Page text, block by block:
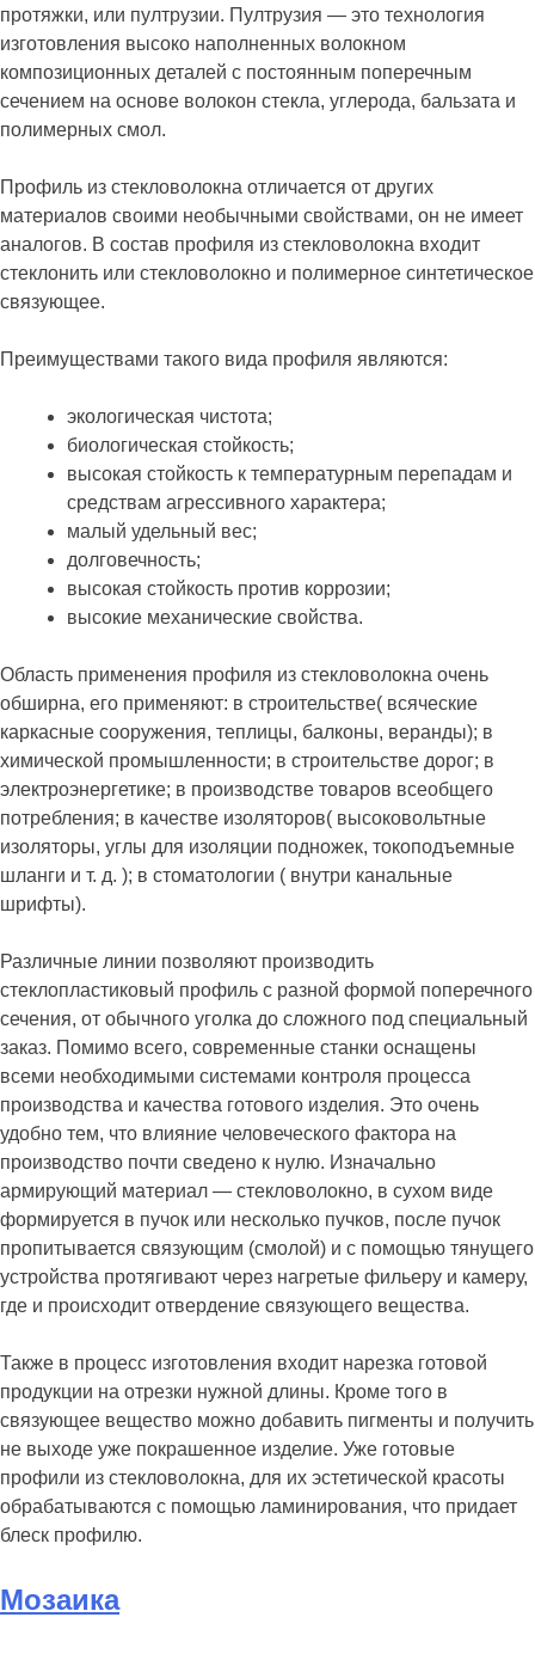
протяжки, или пултрузии. Пултрузия — это технология
изготовления высоко наполненных волокном
композиционных деталей с постоянным поперечным
сечением на основе волокон стекла, углерода, бальзата и
полимерных смол.
Профиль из стекловолокна отличается от других
материалов своими необычными свойствами, он не имеет
аналогов. В состав профиля из стекловолокна входит
стеклонить или стекловолокно и полимерное синтетическое
связующее.
Преимуществами такого вида профиля являются:
экологическая чистота;
биологическая стойкость;
высокая стойкость к температурным перепадам и
средствам агрессивного характера;
малый удельный вес;
долговечность;
высокая стойкость против коррозии;
высокие механические свойства.
Область применения профиля из стекловолокна очень
обширна, его применяют: в строительстве( всяческие
каркасные сооружения, теплицы, балконы, веранды); в
химической промышленности; в строительстве дорог; в
электроэнергетике; в производстве товаров всеобщего
потребления; в качестве изоляторов( высоковольтные
изоляторы, углы для изоляции подножек, токоподъемные
шланги и т. д. ); в стоматологии ( внутри канальные
шрифты).
Различные линии позволяют производить
стеклопластиковый профиль с разной формой поперечного
сечения, от обычного уголка до сложного под специальный
заказ. Помимо всего, современные станки оснащены
всеми необходимыми системами контроля процесса
производства и качества готового изделия. Это очень
удобно тем, что влияние человеческого фактора на
производство почти сведено к нулю. Изначально
армирующий материал — стекловолокно, в сухом виде
формируется в пучок или несколько пучков, после пучок
пропитывается связующим (смолой) и с помощью тянущего
устройства протягивают через нагретые фильеру и камеру,
где и происходит отвердение связующего вещества.
Также в процесс изготовления входит нарезка готовой
продукции на отрезки нужной длины. Кроме того в
связующее вещество можно добавить пигменты и получить
не выходе уже покрашенное изделие. Уже готовые
профили из стекловолокна, для их эстетической красоты
обрабатываются с помощью ламинирования, что придает
блеск профилю.
Мозаика